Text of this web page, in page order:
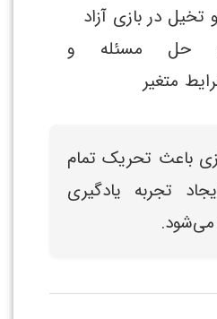
در بازی آزاد
حل مسئله و
متغیر
باعث تحریک تمام
تجربه یادگیری
می‌شود.